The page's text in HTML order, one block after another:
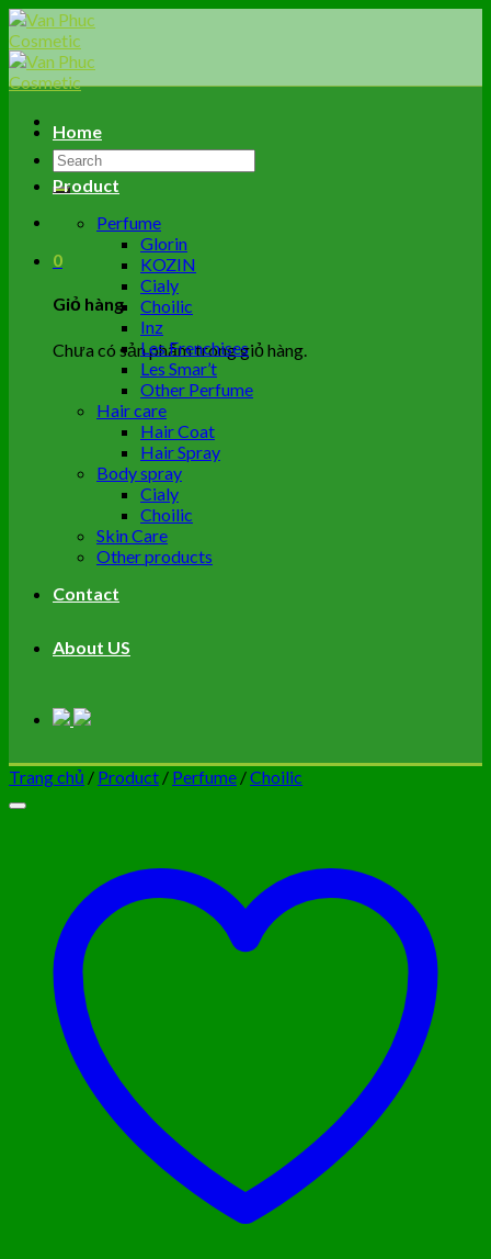
Skip
to
content
Tìm
kiếm:
0
Giỏ hàng
Chưa có sản phẩm trong giỏ hàng.
Home
Product
Perfume
Glorin
KOZIN
Cialy
Choilic
Inz
Les Frenchises
Les Smar’t
Other Perfume
Hair care
Hair Coat
Hair Spray
Body spray
Cialy
Choilic
Skin Care
Other products
Contact
About US
Trang chủ / Product / Perfume /Choilic